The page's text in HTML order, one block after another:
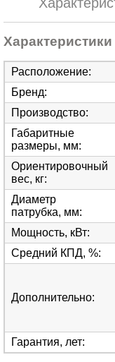
Характеристики
Расположение:
Бренд:
Производство:
Габаритные
размеры, мм:
Ориентировочный
вес, кг:
Диаметр
патрубка, мм:
Мощность, кВт:
Средний КПД, %:
Дополнительно:
Гарантия, лет: